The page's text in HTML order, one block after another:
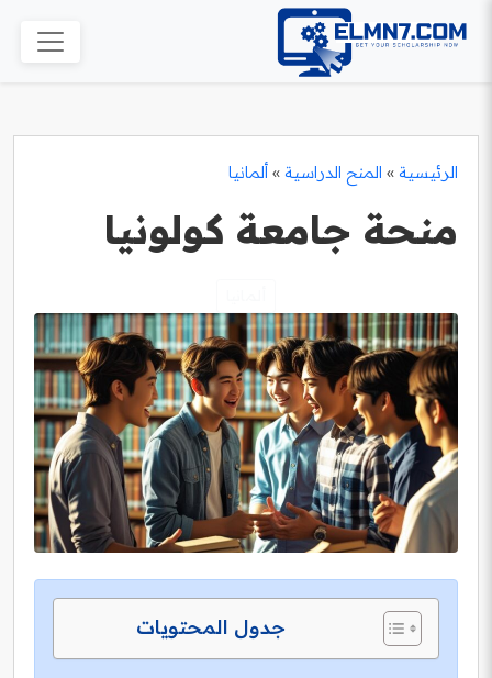
الرئيسية » المنح الدراسية » ألمانيا
منحة جامعة كولونيا
جدول المحتويات